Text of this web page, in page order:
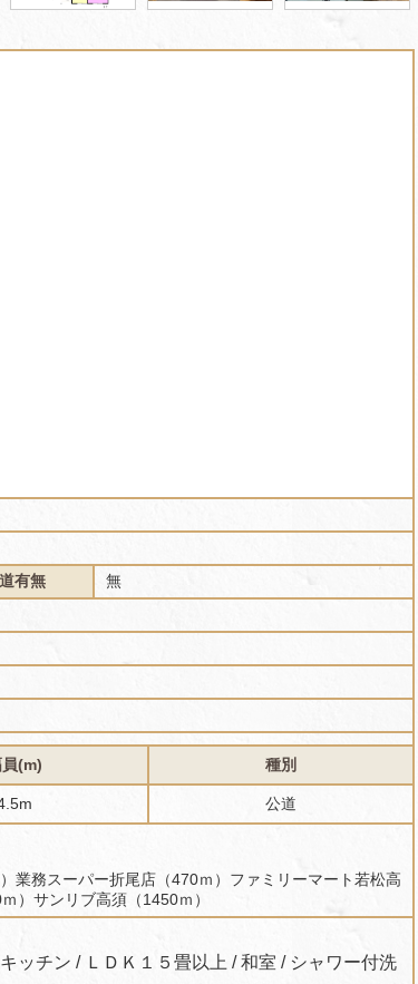
有無
無
(m) 種別
公道
業務スーパー折尾店（470ｍ）ファミリーマート若松高
）サンリブ高須（1450ｍ）
ッチン / ＬＤＫ１５畳以上 / 和室 / シャワー付洗